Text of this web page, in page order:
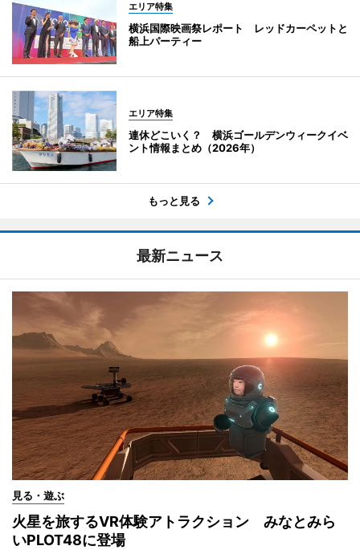
エリア特集
横浜国際映画祭レポート レッドカーペットと
船上パーティー
エリア特集
連休どこいく？ 横浜ゴールデンウィークイベ
ント情報まとめ（2026年）
もっと見る
最新ニュース
見る・遊ぶ
火星を旅するVR体験アトラクション みなとみら
いPLOT48に登場